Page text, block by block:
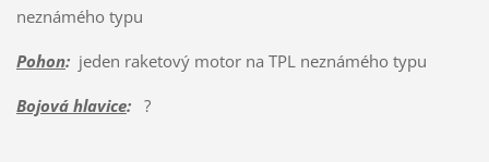
neznámého typu
Pohon:jeden raketový motor na TPL neznámého typu
Bojová hlavice:?